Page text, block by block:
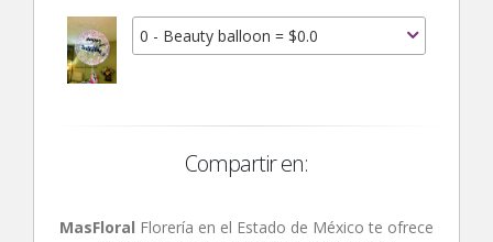
0 - Beauty balloon = $0.0
Compartir en:
MasFloral Florería en el Estado de México te ofrece